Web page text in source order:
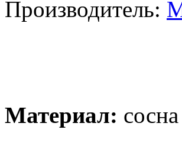
Производитель:
Материал: сосна